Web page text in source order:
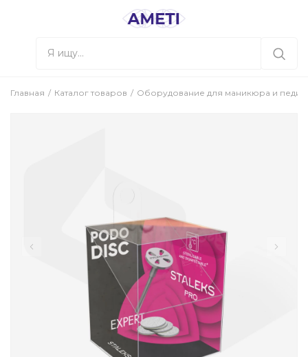
Главная Каталог товаров Оборудование для маникюра и